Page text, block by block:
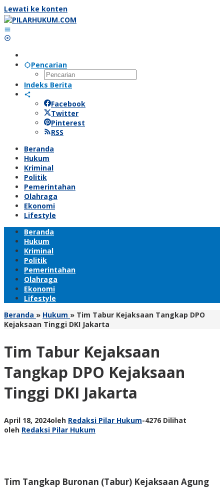
Lewati ke konten
Pencarian
Indeks Berita
Facebook
Twitter
Pinterest
RSS
Beranda
Hukum
Kriminal
Politik
Pemerintahan
Olahraga
Ekonomi
Lifestyle
Beranda
Hukum
Kriminal
Politik
Pemerintahan
Olahraga
Ekonomi
Lifestyle
Beranda » Hukum » Tim Tabur Kejaksaan Tangkap DPO
Kejaksaan Tinggi DKI Jakarta
Tim Tabur Kejaksaan
Tangkap DPO Kejaksaan
Tinggi DKI Jakarta
April 18, 2024oleh Redaksi Pilar Hukum-4276 Dilihat
oleh Redaksi Pilar Hukum
Tim Tangkap Buronan (Tabur) Kejaksaan Agung